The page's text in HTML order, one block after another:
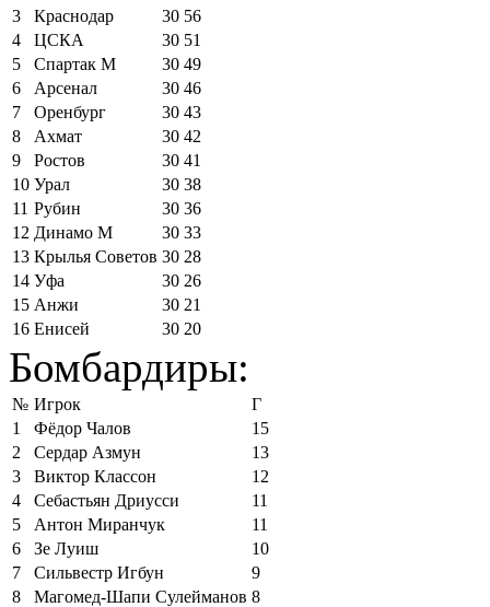
3
Краснодар 30 56
4
ЦСКА 30 51
5
Спартак М 30 49
6
Арсенал 30 46
7
Оренбург 30 43
8
Ахмат 30 42
9
Ростов 30 41
10 Урал 30 38
11 Рубин 30 36
12 Динамо М 30 33
13 Крылья Советов 30 28
14 Уфа 30 26
15 Анжи 30 21
16 Енисей 30 20
Бомбардиры:
№ Игрок
Г
1
Фёдор Чалов
15
2
Сердар Азмун
13
3
Виктор Классон
12
4
Себастьян Дриусси
11
5
Антон Миранчук
11
6
Зе Луиш
10
7
Сильвестр Игбун
9
8
Магомед-Шапи Сулейманов 8